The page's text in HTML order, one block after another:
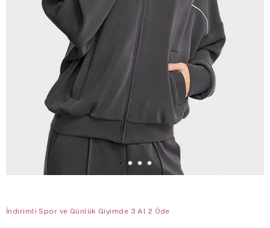
İndirimli Spor ve Günlük Giyimde 3 Al 2 Öde